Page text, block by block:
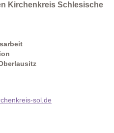
Kirchenkreis Schlesische
sol.de